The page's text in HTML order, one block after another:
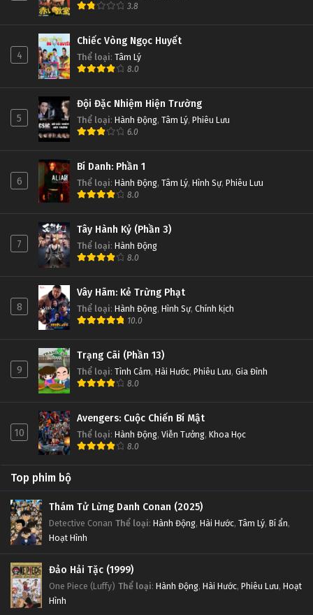
3.8
4
Chiếc Vòng Ngọc Huyết
Thể loại: Tâm Lý
8.0
5
Đội Đặc Nhiệm Hiện Trường
Thể loại: Hành Động, Tâm Lý, Phiêu Lưu
6.0
6
Bí Danh: Phần 1
Thể loại: Hành Động, Tâm Lý, Hình Sự, Phiêu Lưu
8.0
7
Tây Hành Kỷ (Phần 3)
Thể loại: Hành Động
8.0
8
Vây Hãm: Kẻ Trừng Phạt
Thể loại: Hành Động, Hình Sự, Chính kịch
10.0
9
Trạng Cãi (Phần 13)
Thể loại: Tình Cảm, Hài Hước, Phiêu Lưu, Gia Đình
8.0
10
Avengers: Cuộc Chiến Bí Mật
Thể loại: Hành Động, Viễn Tưởng, Khoa Học
8.0
Top phim bộ
Thám Tử Lừng Danh Conan (2025)
Detective Conan Thể loại: Hành Động, Hài Hước, Tâm Lý, Bí ẩn,
Hoạt Hình
Đảo Hải Tặc (1999)
One Piece (Luffy) Thể loại: Hành Động, Hài Hước, Phiêu Lưu, Hoạt
Hình